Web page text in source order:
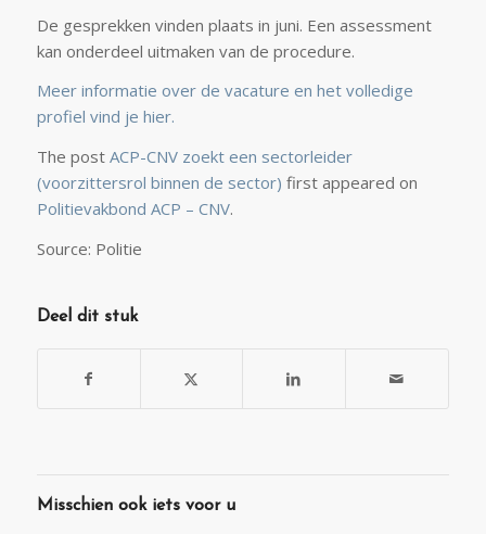
De gesprekken vinden plaats in juni. Een assessment
kan onderdeel uitmaken van de procedure.
Meer informatie over de vacature en het volledige
profiel vind je hier.
The post ACP-CNV zoekt een sectorleider
(voorzittersrol binnen de sector) first appeared on
Politievakbond ACP – CNV.
Source: Politie
Deel dit stuk
Misschien ook iets voor u